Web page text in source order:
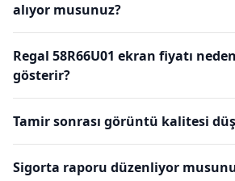
alıyor musunuz?
Regal 58R66U01 ekran fiyatı
gösterir?
Tamir sonrası görüntü kalitesi
Sigorta raporu düzenliyor